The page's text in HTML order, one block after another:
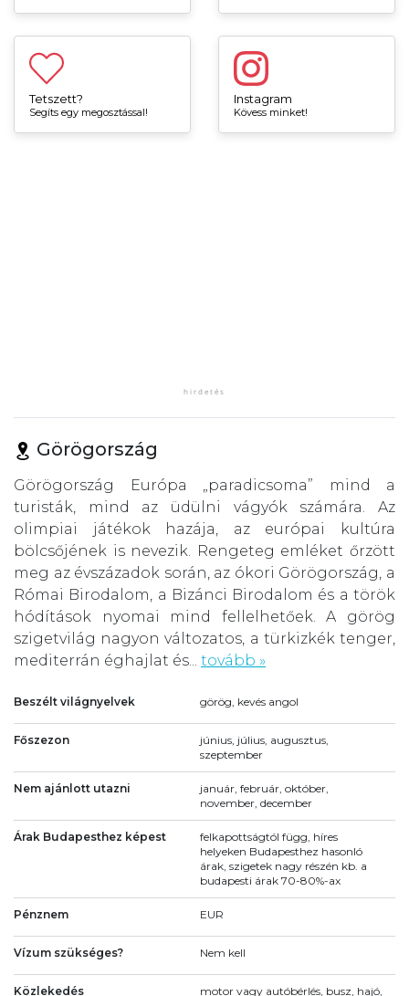
Tetszett?
Segíts egy megosztással!
Instagram
Kövess minket!
Görögország
Görögország Európa „paradicsoma” mind a
turisták, mind az üdülni vágyók számára. Az
olimpiai játékok hazája, az európai kultúra
bölcsőjének is nevezik. Rengeteg emléket őrzött
meg az évszázadok során, az ókori Görögország, a
Római Birodalom, a Bizánci Birodalom és a török
hódítások nyomai mind fellelhetőek. A görög
szigetvilág nagyon változatos, a türkizkék tenger,
mediterrán éghajlat és... tovább »
Beszélt világnyelvek görög, kevés angol
Főszezon
június, július, augusztus,
szeptember
Nem ajánlott utazni
január, február, október,
november, december
Árak Budapesthez képest
felkapottságtól függ, híres
helyeken Budapesthez hasonló
árak, szigetek nagy részén kb. a
budapesti árak 70-80%-ax
Pénznem EUR
Vízum szükséges? Nem kell
Közlekedés motor vagy autóbérlés, busz, hajó,